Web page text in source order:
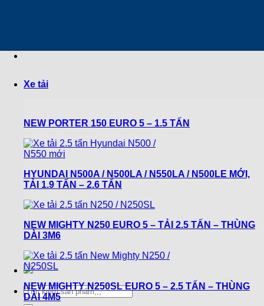
Tìm
kiếm:
Xe tải
NEW PORTER 150 EURO 5 – 1.5 TẤN
HYUNDAI N500A / N500LA / N550LA / N500LE MỚI,
TẢI 1.9 TẤN – 2.6 TẤN
NEW MIGHTY N250 EURO 5 – TẢI 2.5 TẤN – THÙNG
DÀI 3M6
NEW MIGHTY N250SL EURO 5 – 2.5 TẤN – THÙNG
DÀI 4M5